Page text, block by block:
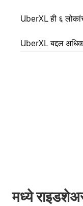
UberXL ही ६
UberXL बद्दल
मध्ये